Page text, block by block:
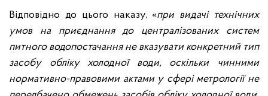
Відповідно до цього наказу, «при видачі технічних
умов на приєднання до централізованих систем
питного водопостачання не вказувати конкретний тип
засобу обліку холодної води, оскільки чинними
нормативно-правовими актами у сфері метрології не